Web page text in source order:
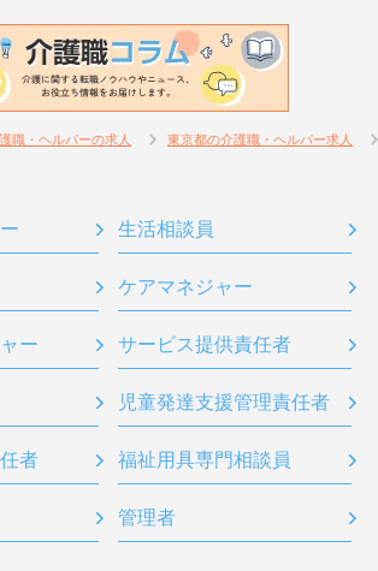
職・ヘルパーの求人 東京都の介護職・ヘルパー求人
生活相談員
ケアマネジャー
ー サービス提供責任者
児童発達支援管理責任者
者 福祉用具専門相談員
管理者